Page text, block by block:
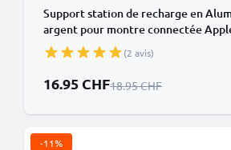
Support station de recharge en
argent pour montre connectée
9, 8, 7, 6, 5, 4, 3, 2, 1, SE 3, 2, 1 -
44mm, 45mm, 46mm
(2 avis)
Prix spécial
16.95 CHFPrix normal
18.95 CHF
-11%